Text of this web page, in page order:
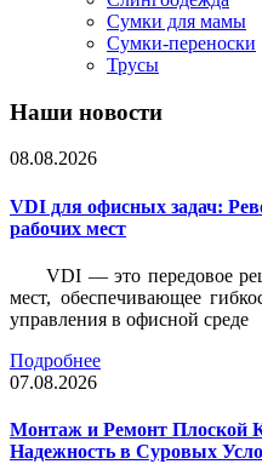
Сумки для мамы
Сумки-переноски
Трусы
Наши новости
08.08.2026
VDI для офисных задач:
рабочих мест
VDI — это передовое
мест, обеспечивающее
управления в офисной среде
Подробнее
07.08.2026
Монтаж и Ремонт Плоской
Надежность в Суровых